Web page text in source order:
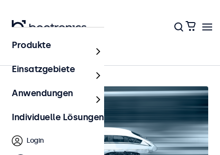
Schienenverkehr
Produkte
Einsatzgebiete
Anwendungen
Individuelle Lösungen
Login